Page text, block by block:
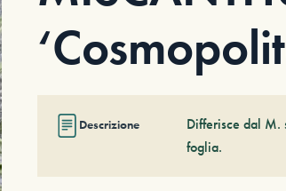
Descrizione
Differisce dal M.
foglia.